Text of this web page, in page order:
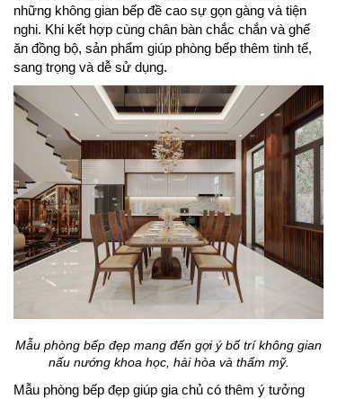
những không gian bếp đề cao sự gọn gàng và tiện
nghi. Khi kết hợp cùng chân bàn chắc chắn và ghế
ăn đồng bộ, sản phẩm giúp phòng bếp thêm tinh tế,
sang trọng và dễ sử dụng.
Mẫu phòng bếp đẹp mang đến gợi ý bố trí không gian
nấu nướng khoa học, hài hòa và thẩm mỹ.
Mẫu phòng bếp đẹp giúp gia chủ có thêm ý tưởng